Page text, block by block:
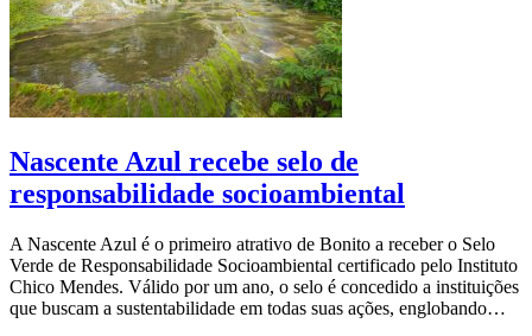
Nascente Azul recebe selo de
responsabilidade socioambiental
A Nascente Azul é o primeiro atrativo de Bonito a receber o Selo
Verde de Responsabilidade Socioambiental certificado pelo Instituto
Chico Mendes. Válido por um ano, o selo é concedido a instituições
que buscam a sustentabilidade em todas suas ações, englobando…